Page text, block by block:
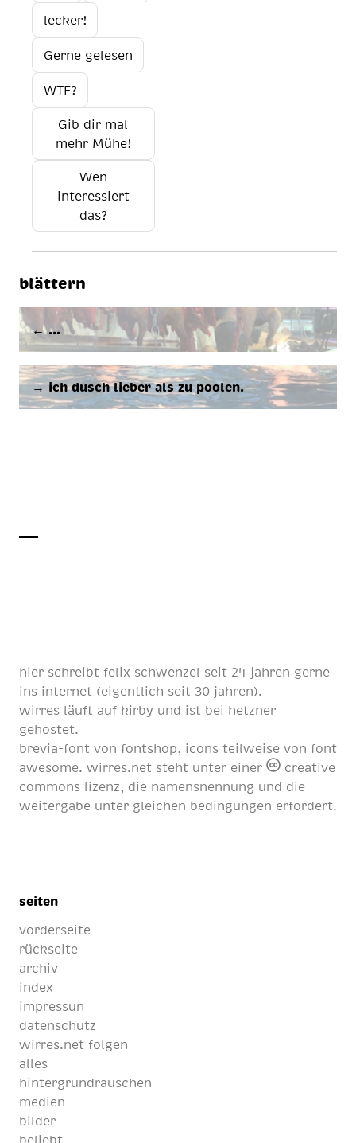
lecker!
Gerne gelesen
WTF?
Gib dir mal
mehr Mühe!
Wen
interessiert
das?
blättern
← …
→ ich dusch lie­ber als zu poolen.
hier schreibt felix schwenzel seit 24 jahren gerne
ins internet (eigentlich seit 30 jahren).
wirres läuft auf kirby und ist bei hetzner
gehostet.
brevia-font von fontshop, icons teilweise von font
awesome. wirres.net steht unter einer
creative
commons lizenz, die namensnennung und die
weitergabe unter gleichen bedingungen erfordert.
seiten
vorderseite
rückseite
archiv
index
impressun
datenschutz
wirres.net folgen
alles
hintergrundrauschen
medien
bilder